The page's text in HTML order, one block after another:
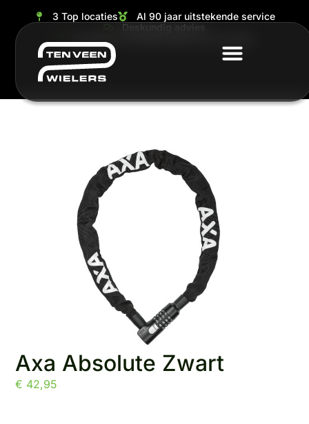
3 Top locaties
Al 90 jaar uitstekende service
Deskundig advies
Axa Absolute Zwart
€ 42,95